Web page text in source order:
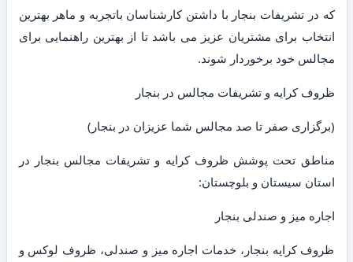
که در تشریفات بنجار با داشتن کارشناسان باتجربه و ماهر بهترین
انتخاب برای مشتریان عزیز می باشد تا از بهترین راهنمایی برای
مجالس خود برخوردار شوند.
ظروف کرایه و تشریفات مجالس در بنجار
(برگزاری صفر تا صد مجالس شما عزیزان در بنجار)
مناطق تحت پوشش ظروف کرایه و تشریفات مجالس بنجار در
استان سیستان و بلوچستان:
اجاره میز و صندلی بنجار
ظروف کرایه بنجار، خدمات اجاره میز و صندلی، ظروف لوکس و